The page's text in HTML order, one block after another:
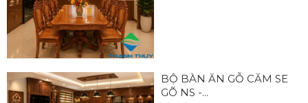
BỘ BÀN ĂN GỖ CĂM SE
GÕ NS -...